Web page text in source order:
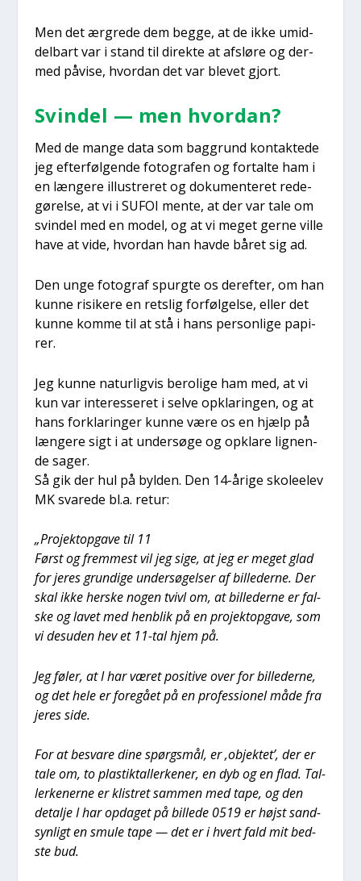
Men det ærg­re­de dem beg­ge, at de ikke umid­
del­bart var i stand til direk­te at afslø­re og der­
med påvi­se, hvor­dan det var ble­vet gjort.
Svin­del — men hvor­dan?
Med de man­ge data som bag­grund kon­tak­te­de
jeg efter­føl­gen­de foto­gra­fen og for­tal­te ham i
en læn­ge­re illu­stre­ret og doku­men­te­ret rede­
gø­rel­se, at vi i SUFOI men­te, at der var tale om
svin­del med en model, og at vi meget ger­ne vil­le
have at vide, hvor­dan han hav­de båret sig ad.
Den unge foto­graf spurg­te os der­ef­ter, om han
kun­ne risi­ke­re en rets­lig for­føl­gel­se, eller det
kun­ne kom­me til at stå i hans per­son­li­ge papi­
rer.
Jeg kun­ne natur­lig­vis bero­li­ge ham med, at vi
kun var inter­es­se­ret i sel­ve opkla­rin­gen, og at
hans for­kla­rin­ger kun­ne være os en hjælp på
læn­ge­re sigt i at under­sø­ge og opkla­re lig­nen­
de sager.
Så gik der hul på byl­den. Den 14-åri­ge sko­le­e­lev
MK sva­re­de bl.a. retur:
„Pro­jektop­ga­ve til 11
Først og frem­mest vil jeg sige, at jeg er meget glad
for jeres grun­di­ge under­sø­gel­ser af bil­le­der­ne. Der
skal ikke her­ske nogen tvivl om, at bil­le­der­ne er fal­
ske og lavet med hen­blik på en pro­jektop­ga­ve, som
vi des­u­den hev et 11-tal hjem på.
Jeg føler, at I har været posi­ti­ve over for bil­le­der­ne,
og det hele er fore­gå­et på en pro­fes­sio­nel måde fra
jeres side.
For at besva­re dine spørgs­mål, er ‚objek­tet’, der er
tale om, to pla­stik­tal­ler­ke­ner, en dyb og en flad. Tal­
ler­ke­ner­ne er kli­stret sam­men med tape, og den
detal­je I har opda­get på bil­le­de 0519 er højst sand­
syn­ligt en smu­le tape — det er i hvert fald mit bed­
ste bud.